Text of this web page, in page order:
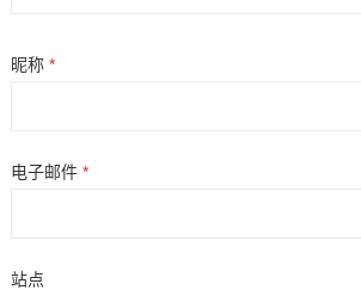
昵称 *
电子邮件 *
站点